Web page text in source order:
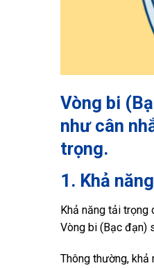
Vòng bi
như cân
trọng.
1. Khả
Khả năng tải
Vòng bi (Bạc đạn)
Thông thường,